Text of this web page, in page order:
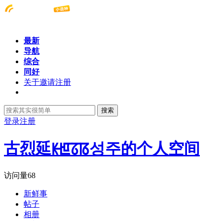
最新
导航
综合
同好
关于邀请注册
搜索
登录注册
古烈延ꡡꡁꡞꡋ성주的个人空间
访问量68
新鲜事
帖子
相册